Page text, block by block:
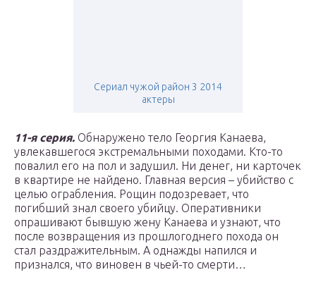
Сериал чужой район 3 2014
актеры
11-я серия. Обнаружено тело Георгия Канаева,
увлекавшегося экстремальными походами. Кто-то
повалил его на пол и задушил. Ни денег, ни карточек
в квартире не найдено. Главная версия – убийство с
целью ограбления. Рощин подозревает, что
погибший знал своего убийцу. Оперативники
опрашивают бывшую жену Канаева и узнают, что
после возвращения из прошлогоднего похода он
стал раздражительным. А однажды напился и
признался, что виновен в чьей-то смерти…